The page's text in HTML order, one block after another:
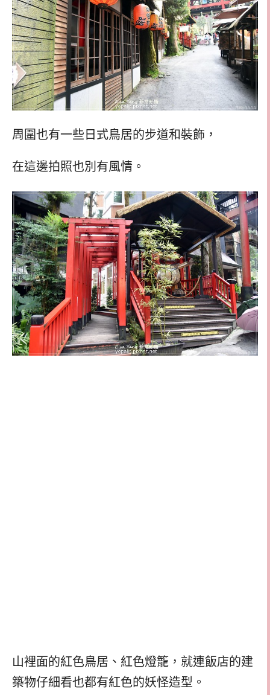
周圍也有一些日式鳥居的步道和裝飾，
在這邊拍照也別有風情。
山裡面的紅色鳥居、紅色燈籠，就連飯店的建
築物仔細看也都有紅色的妖怪造型。